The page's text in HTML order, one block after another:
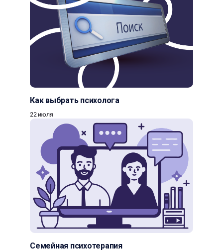
Как выбрать психолога
22 июля
Семейная психотерапия